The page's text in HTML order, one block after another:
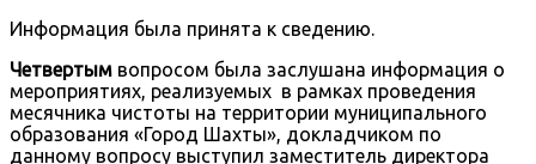
Информация была принята к сведению.
Четвертым вопросом была заслушана информация о
мероприятиях, реализуемых в рамках проведения
месячника чистоты на территории муниципального
образования «Город Шахты», докладчиком по
данному вопросу выступил заместитель директора